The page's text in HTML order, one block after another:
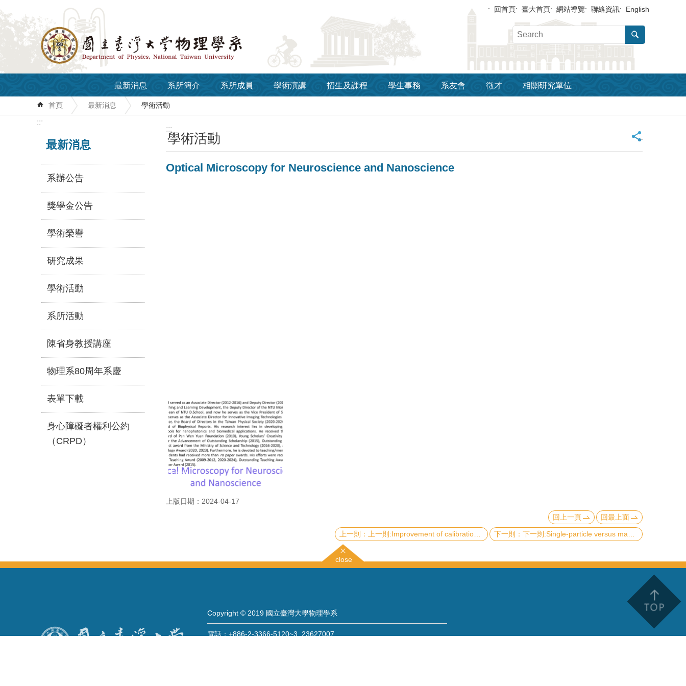
跳到主要內容區塊 回首頁 臺大首頁 網站導覽 聯絡資訊 English
最新消息 系所簡介 系所成員 學術演講 招生及課程 學生事務 系友會 徵才 相關研究單位
首頁 最新消息 學術活動
:::
最新消息
系辦公告
獎學金公告
學術榮譽
研究成果
學術活動
系所活動
陳省身教授講座
物理系80周年系慶
表單下載
身心障礙者權利公約
（CRPD）
:::
學術活動 _
Optical Microscopy for Neuroscience and Nanoscience
上版日期：2024-04-17
回上一頁
回最上面
上一則:Improvement of calibration uncertainty estimation for worldwide gravitational wave observation O4-b 下一則:Single-particle versus many-particle energies for identifying silicene structure on ZrB2(0001)
close
Copyright © 2019 國立臺灣大學物理學系
電話：+886-2-3366-5120~3 23627007